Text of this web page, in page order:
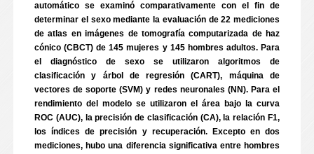
automático se examinó comparativamente con el fin de
determinar el sexo mediante la evaluación de 22 mediciones
de atlas en imágenes de tomografía computarizada de haz
cónico (CBCT) de 145 mujeres y 145 hombres adultos. Para
el diagnóstico de sexo se utilizaron algoritmos de
clasificación y árbol de regresión (CART), máquina de
vectores de soporte (SVM) y redes neuronales (NN). Para el
rendimiento del modelo se utilizaron el área bajo la curva
ROC (AUC), la precisión de clasificación (CA), la relación F1,
los índices de precisión y recuperación. Excepto en dos
mediciones, hubo una diferencia significativa entre hombres